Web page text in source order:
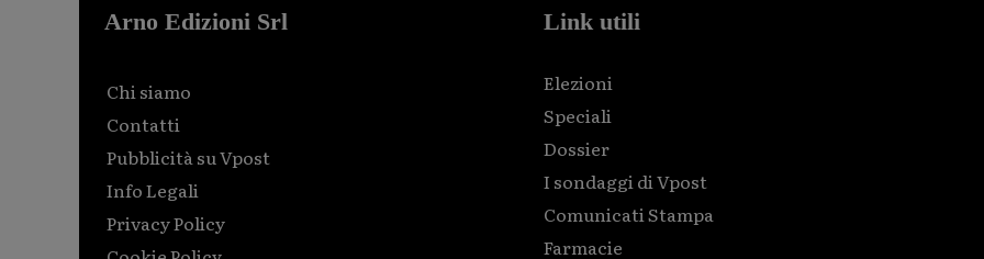
Arno Edizioni Srl
Chi siamo
Contatti
Pubblicità su Vpost
Info Legali
Privacy Policy
Link utili
Elezioni
Speciali
Dossier
I sondaggi di Vpost
Comunicati Stampa
Farmacie